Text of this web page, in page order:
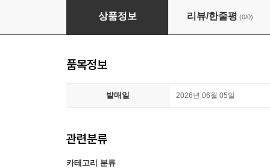
Boldy James - Hook Line & Sinker
상품정보 리뷰/한줄평 (0/0)
품목정보
발매일 2026년 06월 05일
관련분류
카테고리 분류